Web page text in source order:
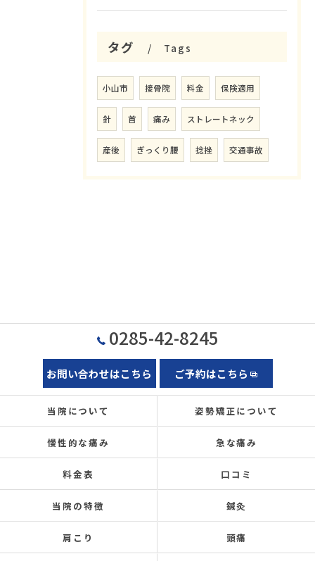
タグ Tags
小山市 接骨院 料金 保険適用
針 首 痛み ストレートネック
産後 ぎっくり腰 捻挫 交通事故
0285-42-8245
お問い合わせはこちら ご予約はこちら
当院について 姿勢矯正について
慢性的な痛み 急な痛み
料金表 口コミ
当院の特徴 鍼灸
肩こり 頭痛